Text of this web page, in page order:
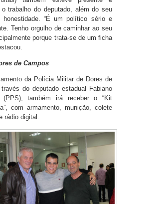
o trabalho do deputado, além do seu
honestidade. “É um político sério e
Tenho orgulho de caminhar ao seu
porque trata-se de um ficha
de Campos
da Polícia Militar de Dores de
do deputado estadual Fabiano
(PPS), também irá receber o “Kit
com armamento, munição, colete
rádio digital.